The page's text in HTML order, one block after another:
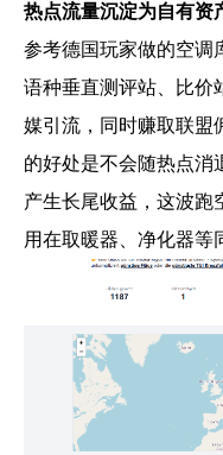
热点流量沉淀为自有资
参考德国玩家做的空调
语种垂直测评站、比价
媒引流，同时赚取联盟
的好处是不会随热点消
产生长尾收益，这波跑
用在取暖器、净化器等